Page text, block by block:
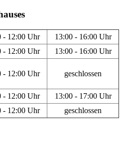
- 12:00 Uhr
13:00 - 16:00 Uhr
- 12:00 Uhr 13:00 - 16:00 Uhr
- 12:00 Uhr geschlossen
- 12:00 Uhr
13:00 - 17:00 Uhr
- 12:00 Uhr geschlossen